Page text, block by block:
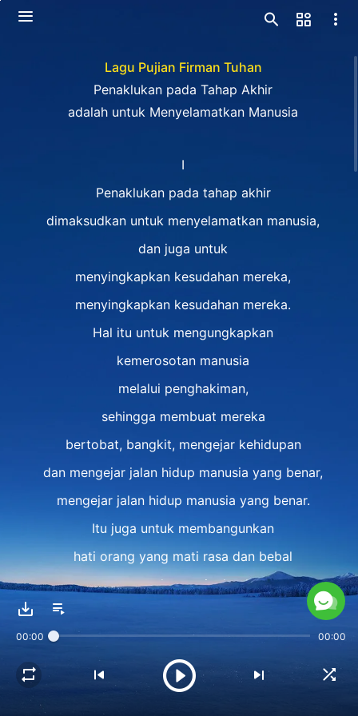
Lagu Pujian Firman Tuhan
Penaklukan pada Tahap Akhir
adalah untuk Menyelamatkan Manusia
I
Penaklukan pada tahap akhir
dimaksudkan untuk menyelamatkan manusia,
dan juga untuk
menyingkapkan kesudahan mereka,
menyingkapkan kesudahan mereka.
Hal itu untuk mengungkapkan
kemerosotan manusia
melalui penghakiman,
sehingga membuat mereka
bertobat, bangkit, mengejar kehidupan
dan mengejar jalan hidup manusia yang benar,
mengejar jalan hidup manusia yang benar.
Itu juga untuk membangunkan
hati orang yang mati rasa dan bebal
serta untuk menyingkapkan
melalui penghakiman.
II
Meskipun demikian,
00:00 00:00